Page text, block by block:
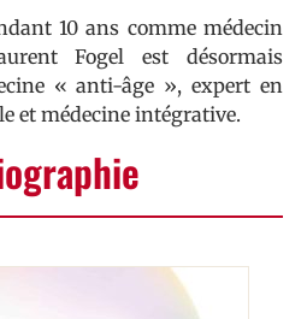
10 ans comme médecin
Fogel est désormais
« anti-âge », expert en
et médecine intégrative.